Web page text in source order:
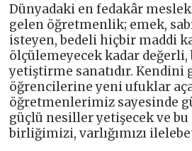
Dünyadaki en fedakâr
gelen öğretmenlik; emek,
isteyen, bedeli hiçbir maddi
ölçülemeyecek kadar
yetiştirme sanatıdır. Kendini
öğrencilerine yeni ufuklar
öğretmenlerimiz sayesinde
güçlü nesiller yetişecek ve
birliğimizi, varlığımızı